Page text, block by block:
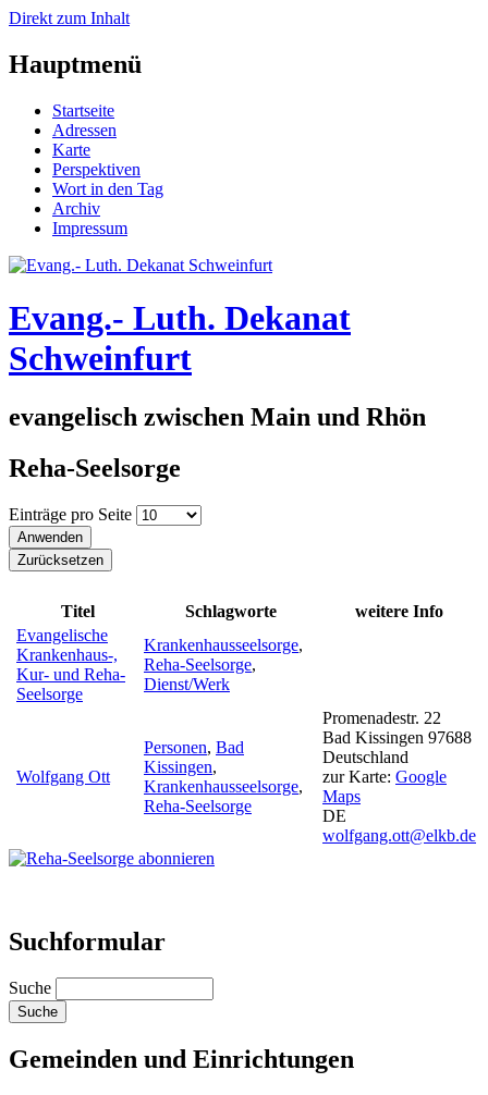
Direkt zum Inhalt
Hauptmenü
Startseite
Adressen
Karte
Perspektiven
Wort in den Tag
Archiv
Impressum
Evang.- Luth. Dekanat
Schweinfurt
evangelisch zwischen Main und Rhön
Reha-Seelsorge
Einträge pro Seite
Titel Schlagworte
weitere Info
Evangelische
Krankenhaus-,
Kur- und Reha-
Seelsorge
Krankenhausseelsorge,
Reha-Seelsorge,
Dienst/Werk
Wolfgang Ott
Personen, Bad
Kissingen,
Krankenhausseelsorge,
Reha-Seelsorge
Promenadestr. 22
Bad Kissingen 97688
Deutschland
zur Karte: Google
Maps
DE
wolfgang.ott@elkb.de
Suchformular
Suche
Gemeinden und Einrichtungen